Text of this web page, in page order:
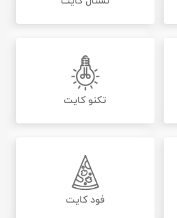
تکنو کایت
فود کایت